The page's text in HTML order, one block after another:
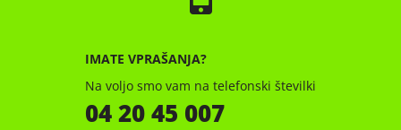
IMATE VPRAŠANJA?
Na voljo smo vam na telefonski številki
04 20 45 007